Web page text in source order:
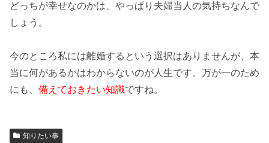
どっちが幸せなのかは、やっぱり夫婦当人の気持ちなんで
しょう。
今のところ私には離婚するという選択はありませんが、本
当に何があるかはわからないのが人生です。万が一のため
にも、 備えておきたい知識ですね。
知りたい事